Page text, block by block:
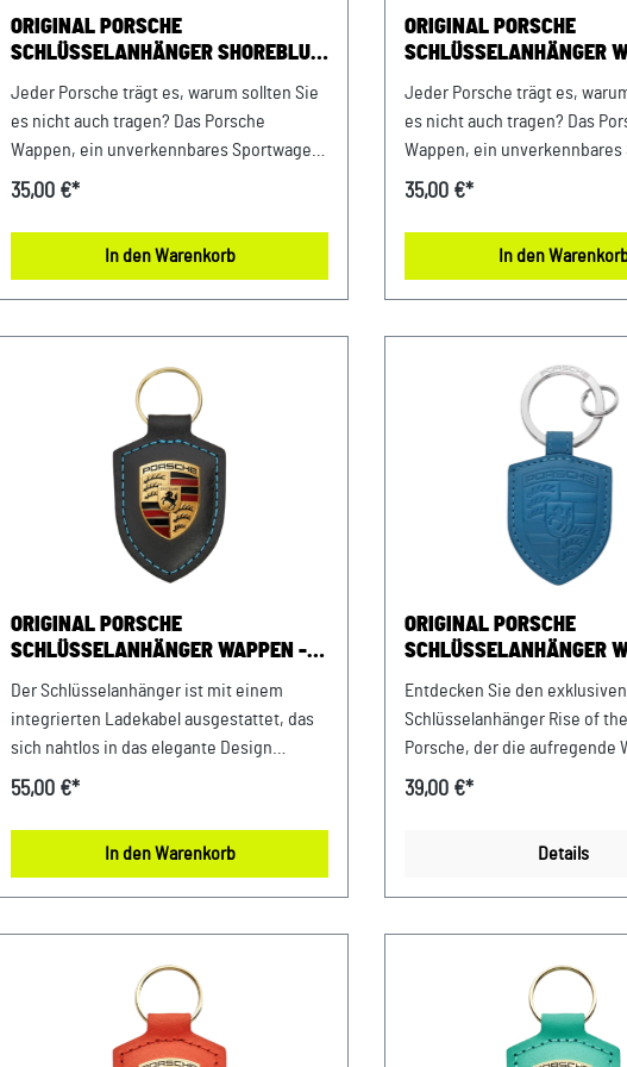
ORIGINAL PORSCHE
SCHLÜSSELANHÄNGER SHOREBLUE
Jeder Porsche trägt es, warum sollten Sie
es nicht auch tragen? Das Porsche
Wappen, ein unverkennbares Sportwagen
Statement für Ihren Schlüssel. Die
hochwertigen Schlüsselanhänger aus
Echtleder zum perfekten Geschenk für
Schlüssel geeignet Mit
Geschenkverpackung Made in Germany
Abmessungen: 80 mm x 41 mm x 8 mm
Material- und Pflegehinweise: 100%
LederNur mit einem feuchten
Microfasertuch abwischen. Farbe:
Shorebluemetallic Verkauf und Versand
durch: AVP Sportwagen GmbHPorsche
Porsche-Straße 194447 PlattlingUSt-
35,00 €*
In den Warenkorb
ORIGINAL PORSCHE
SCHLÜSSELANHÄNGER
Jeder Porsche trägt es,
es nicht auch tragen? Das
Wappen, ein unverkennbares
Statement für Ihren Schlüssel.
Signalgelb Mit Edelstahl-
für alle Porsche Schlüssel
mit einem feuchten
abwischen. Farbe: Gelb
Versand durch: AVP
Porsche Zentrum
Ferdinand-Porsche-Straße 1
Plattling USt-Ident.-Nr.:
35,00 €*
In den
ORIGINAL PORSCHE
SCHLÜSSELANHÄNGER WAPPEN -
Der Schlüsselanhänger ist mit einem
integrierten Ladekabel ausgestattet, das
sich nahtlos in das elegante Design
einfügt. Hergestellt aus hochwertigen
und Zuverlässigkeit. Das
ikonische Porsche Wappen verleiht dem
Material:100% Leder, Porsche Emblem:
100% Messing, Ring: 100% Messing
Pflegehinweis: Nur mit einem feuchten
Microfasertuch abwischen.
55,00 €*
In den Warenkorb
ORIGINAL PORSCHE
SCHLÜSSELANHÄNGER
BEASTS X PORSCHE
Entdecken Sie den exklusiven
Schlüsselanhänger Rise of
Porsche, der die aufregende
Transformers mit der Eleganz
Wappen und ein dynamisches
41 mm x 8 mm Material- und
Pflegehinweise: 100%
Sie spezielle
Leder geschmeidig zu halten,
39,00 €*
Details